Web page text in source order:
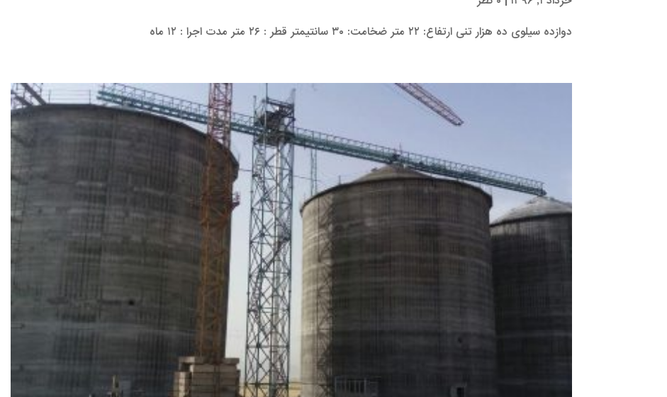
دوازده سیلوی ده هزار تنی ارتفاع: ۲۲ متر ضخامت: ۳۰ سانتیمتر قطر : ۲۶ متر مدت اجرا : ۱۲ ماه